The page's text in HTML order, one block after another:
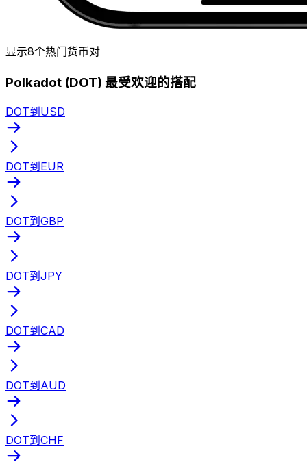
显示8个热门货币对
Polkadot (DOT) 最受欢迎的搭配
DOT到USD
DOT到EUR
DOT到GBP
DOT到JPY
DOT到CAD
DOT到AUD
DOT到CHF